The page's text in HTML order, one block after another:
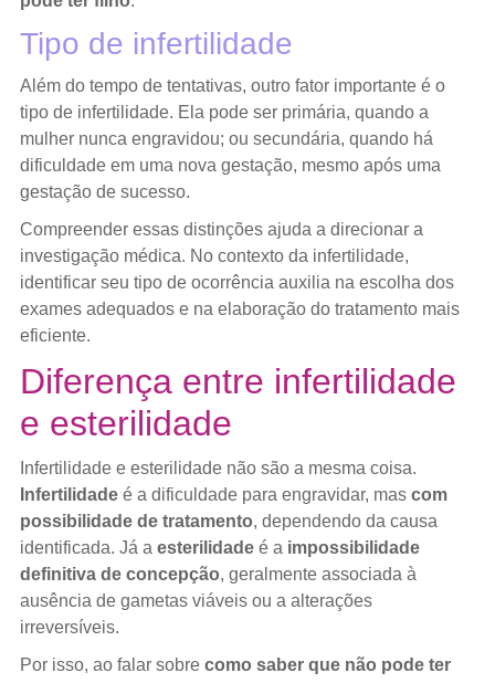
Tipo de infertilidade
Além do tempo de tentativas, outro fator importante é o
tipo de infertilidade. Ela pode ser primária, quando a
mulher nunca engravidou; ou secundária, quando há
dificuldade em uma nova gestação, mesmo após uma
gestação de sucesso.
Compreender essas distinções ajuda a direcionar a
investigação médica. No contexto da infertilidade,
identificar seu tipo de ocorrência auxilia na escolha dos
exames adequados e na elaboração do tratamento mais
eficiente.
Diferença entre infertilidade
e esterilidade
Infertilidade e esterilidade não são a mesma coisa.
Infertilidadeé a dificuldade para engravidar, mas com
possibilidade de tratamento, dependendo da causa
identificada. Já a esterilidadeé a impossibilidade
definitiva de concepção, geralmente associada à
ausência de gametas viáveis ou a alterações
irreversíveis.
Por isso, ao falar sobre como saber que não pode ter